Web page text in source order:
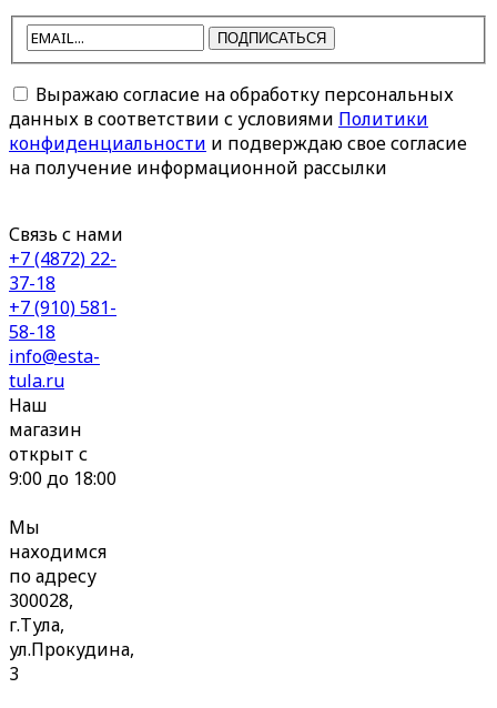
ПОДПИСАТЬСЯ
Выражаю согласие на обработку персональных
данных в соответствии с условиями Политики
конфиденциальности и подверждаю свое согласие
на получение информационной рассылки
Связь с нами
+7 (4872) 22-
37-18
+7 (910) 581-
58-18
info@esta-
tula.ru
Наш
магазин
открыт с
9:00 до 18:00
Мы
находимся
по адресу
300028,
г.Тула,
ул.Прокудина,
3